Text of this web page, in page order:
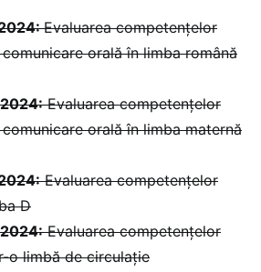
Evaluarea competențelor
orală în limba română
Evaluarea competențelor
orală în limba maternă
Evaluarea competențelor
D
Evaluarea competențelor
o limbă de circulație